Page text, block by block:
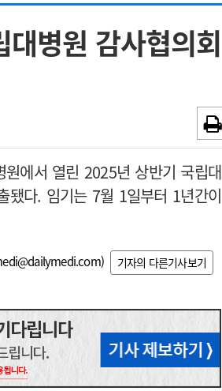
~2026-08-15
~2026-08-31
병원 감사협의회
에서 열린 2025년 상반기 국립대
됐다. 임기는 7월 1일부터 1년간이
) 기자의 다른기사보기